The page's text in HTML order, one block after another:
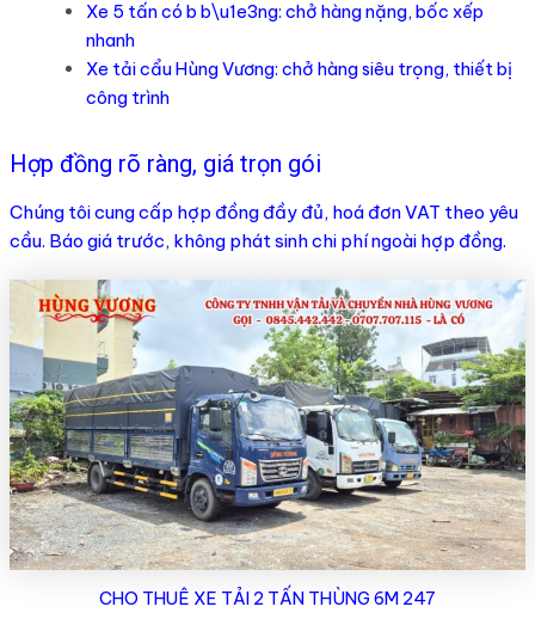
Xe 5 tấn có b b\u1e3ng: chở hàng nặng, bốc xếp
nhanh
Xe tải cẩu Hùng Vương: chở hàng siêu trọng, thiết bị
công trình
Hợp đồng rõ ràng, giá trọn gói
Chúng tôi cung cấp hợp đồng đầy đủ, hoá đơn VAT theo yêu
cầu. Báo giá trước, không phát sinh chi phí ngoài hợp đồng.
CHO THUÊ XE TẢI 2 TẤN THÙNG 6M 247